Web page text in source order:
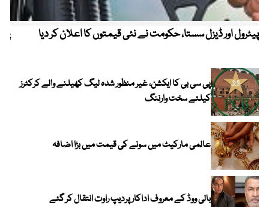
پیٹرول اور ڈیزل سستا، حکومت نے نئی قیمتوں کا اعلان کر دیا
پی سی بی کا ایکشن، غیر منظور شدہ لیگ کھیلنے والے کرکٹرز
کیلئے سخت وارننگ
عالمی مارکیٹ میں سونے کی قیمت میں بڑا اضافہ
بالی ووڈ کے معروف اداکار پردیپ راوت انتقال کر گئے